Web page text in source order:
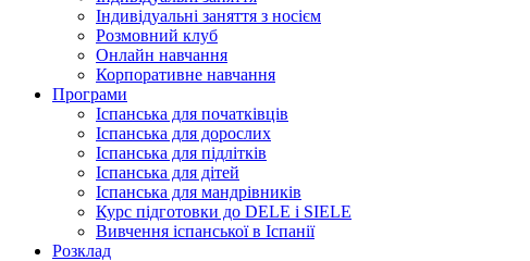
Індивідуальні заняття з носієм
Розмовний клуб
Онлайн навчання
Корпоративне навчання
Програми
Іспанська для початківців
Іспанська для дорослих
Іспанська для підлітків
Іспанська для дітей
Іспанська для мандрівників
Курс підготовки до DELE і SIELE
Вивчення іспанської в Іспанії
Розклад